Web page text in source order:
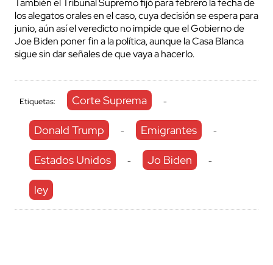
También el Tribunal Supremo fijó para febrero la fecha de
los alegatos orales en el caso, cuya decisión se espera para
junio, aún así el veredicto no impide que el Gobierno de
Joe Biden poner fin a la política, aunque la Casa Blanca
sigue sin dar señales de que vaya a hacerlo.
Etiquetas: Corte Suprema -
Donald Trump - Emigrantes -
Estados Unidos - Jo Biden -
ley